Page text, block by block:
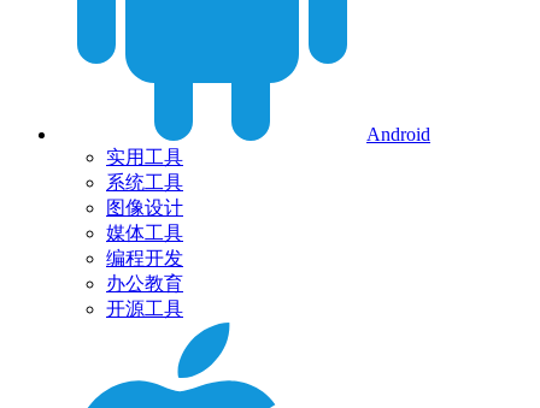
Android
实用工具
系统工具
图像设计
媒体工具
编程开发
办公教育
开源工具